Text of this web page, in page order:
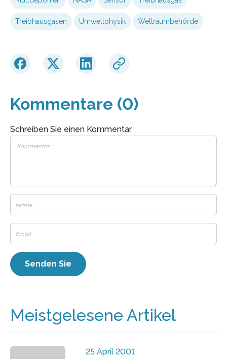
Treib­haus­gasen Umweltphysik Weltraumbehörde
Kommentare (0)
Schreiben Sie einen Kommentar
Meistgelesene Artikel
25 April 2001